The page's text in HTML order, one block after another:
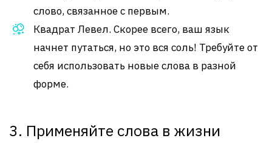
слово, связанное с первым.
Квадрат Левел. Скорее всего, ваш язык
начнет путаться, но это вся соль! Требуйте от
себя использовать новые слова в разной
форме.
3. Применяйте слова в жизни